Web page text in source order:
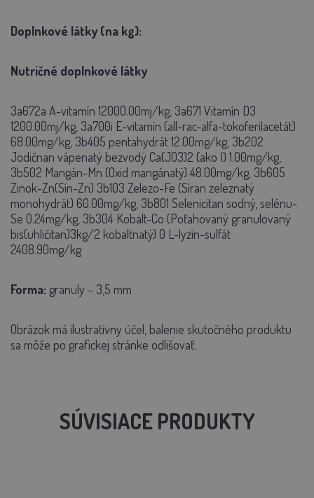
Doplnkové látky (na kg):
Nutričné doplnkové látky
3a672a A-vitamín 12000.00mj/kg, 3a671 Vitamín D3
1200.00mj/kg, 3a700i E-vitamín (all-rac-alfa-tokoferilacetát)
68.00mg/kg, 3b405 pentahydrát 12.00mg/kg, 3b202
Jodičnan vápenatý bezvodý Ca(JO3)2 (ako I) 1.00mg/kg,
3b502 Mangán-Mn (Oxid mangánatý) 48.00mg/kg, 3b605
Zinok-Zn(Sín-Zn) 3b103 Zelezo-Fe (Síran zeleznatý
monohydrát) 60.00mg/kg, 3b801 Selenicitan sodný, selénu-
Se 0.24mg/kg, 3b304 Kobalt-Co (Poťahovaný granulovaný
bis(uhličitan)3kg/2 kobaltnatý) 0 L-lyzín-sulfát
2408.90mg/kg
Forma: granuly – 3,5 mm
Obrázok má ilustratívny účel, balenie skutočného produktu
sa môže po grafickej stránke odlišovať.
SÚVISIACE PRODUKTY